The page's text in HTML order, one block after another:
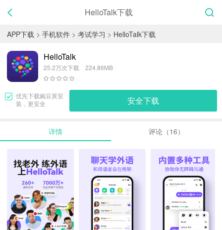
HelloTalk下载
APP下载 > 手机软件 > 考试学习 > HelloTalk下载
HelloTalk
25.2万次下载 224.86MB
优先下载豌豆荚安
装，更安全
安全下载
详情 评论（16）